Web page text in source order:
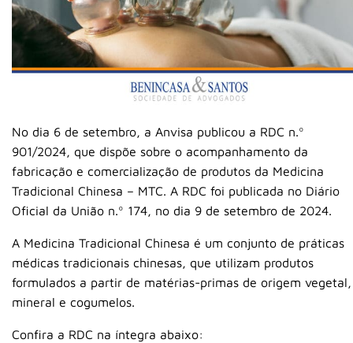
No dia 6 de setembro, a Anvisa publicou a RDC n.º
901/2024, que dispõe sobre o acompanhamento da
fabricação e comercialização de produtos da Medicina
Tradicional Chinesa – MTC. A RDC foi publicada no Diário
Oficial da União n.º 174, no dia 9 de setembro de 2024.
A Medicina Tradicional Chinesa é um conjunto de práticas
médicas tradicionais chinesas, que utilizam produtos
formulados a partir de matérias-primas de origem vegetal,
mineral e cogumelos.
Confira a RDC na íntegra abaixo: